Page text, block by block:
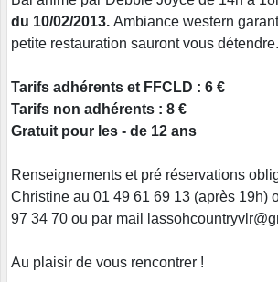
du 10/02/2013. Ambiance western
petite restauration sauront vous détendre.
Tarifs adhérents et FFCLD : 6 €
Tarifs non adhérents : 8 €
Gratuit pour les - de 12 ans
Renseignements et pré réservations
Christine au 01 49 61 69 13 (après 19h)
97 34 70 ou par mail
Au plaisir de vous rencontrer !